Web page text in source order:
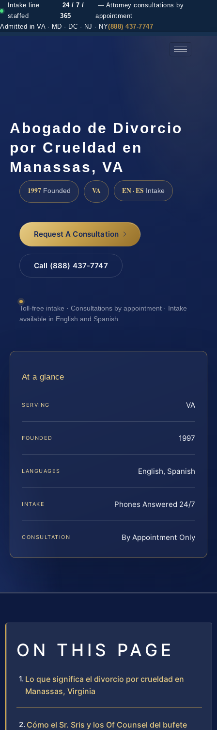
Intake line
staffed
24 / 7 /
365
— Attorney consultations by
appointment
Admitted in VA · MD · DC · NJ · NY(888) 437-7747
Abogado de Divorcio
por Crueldad en
Manassas, VA
1997 Founded VA EN · ES Intake
Request A Consultation
Call (888) 437-7747
Toll-free intake · Consultations by appointment · Intake
available in English and Spanish
At a glance
SERVING VA
FOUNDED 1997
LANGUAGES English, Spanish
INTAKE Phones Answered 24/7
CONSULTATION By Appointment Only
ON THIS PAGE
Lo que significa el divorcio por crueldad en
Manassas, Virginia
Cómo el Sr. Sris y los Of Counsel del bufete